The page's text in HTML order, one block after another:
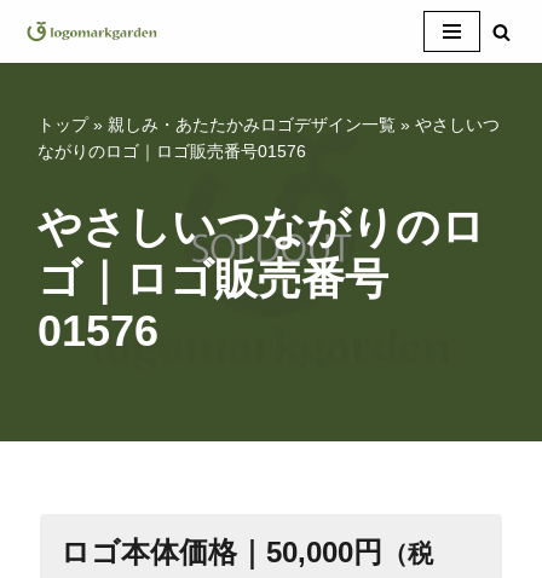
コ
トップ» 親しみ・あたたかみロゴデザイン一覧 » やさしいつ
ながりのロゴ｜ロゴ販売番号01576
やさしいつながりのロ
ゴ｜ロゴ販売番号
01576
ロゴ本体価格｜50,000円
（税